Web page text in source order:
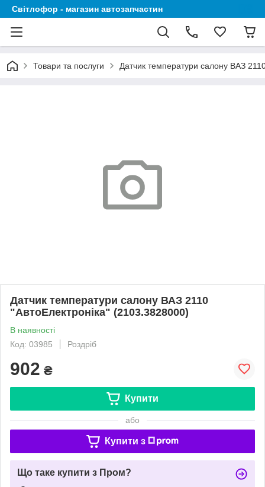
Світлофор - магазин автозапчастин
Товари та послуги Датчик температури салону ВАЗ
Датчик температури салону ВАЗ 2110
"АвтоЕлектроніка" (2103.3828000)
В наявності
Код: 03985
Роздріб
902 ₴
Купити
або
Купити з
Що таке купити з Пром?